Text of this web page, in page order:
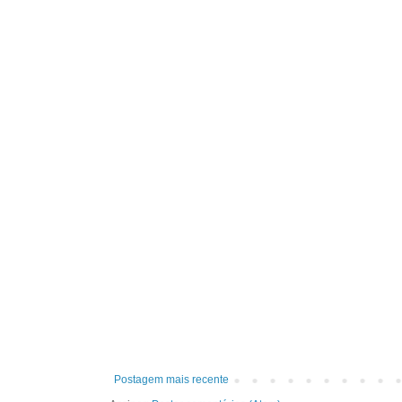
Postagem mais recente